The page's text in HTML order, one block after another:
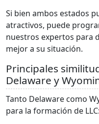
Si bien ambos estados
atractivos, puede
nuestros expertos para
mejor a su situación.
Principales
Delaware y
Tanto Delaware como
para la formación de LLC: